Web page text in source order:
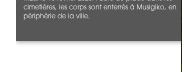
cimetières, les corps sont enterrés à Musigiko, en
périphérie de la ville.